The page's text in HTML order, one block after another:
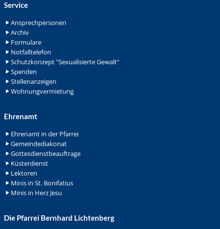
Service
Ansprechpersonen
Archiv
Formulare
Notfalltelefon
Schutzkonzept "Sexualisierte Gewalt"
Spenden
Stellenanzeigen
Wohnungvermietung
Ehrenamt
Ehrenamt in der Pfarrei
Gemeindediakonat
Gottesdienstbeauftrage
Küsterdienst
Lektoren
Minis in St. Bonifatius
Minis in Herz Jesu
Die Pfarrei Bernhard Lichtenberg